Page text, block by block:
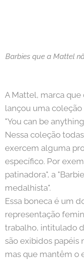
Barbies que a Mattel
A Mattel, marca que
lançou uma
"You can be
Nessa coleção
exercem alguma
específico. Por
patinadora", a
medalhista".
Essa boneca é um
representação
trabalho, intitulado
são exibidos papéis
mas que mantêm o